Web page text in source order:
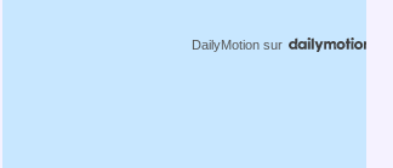
DailyMotion sur